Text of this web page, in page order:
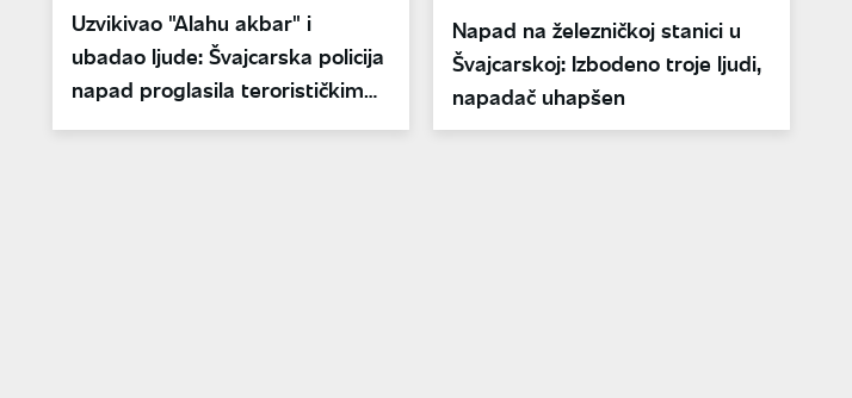
Uzvikivao "Alahu akbar" i
ubadao ljude: Švajcarska policija
napad proglasila terorističkim
činom
Napad na železničkoj stanici u
Švajcarskoj: Izbodeno troje ljudi,
napadač uhapšen